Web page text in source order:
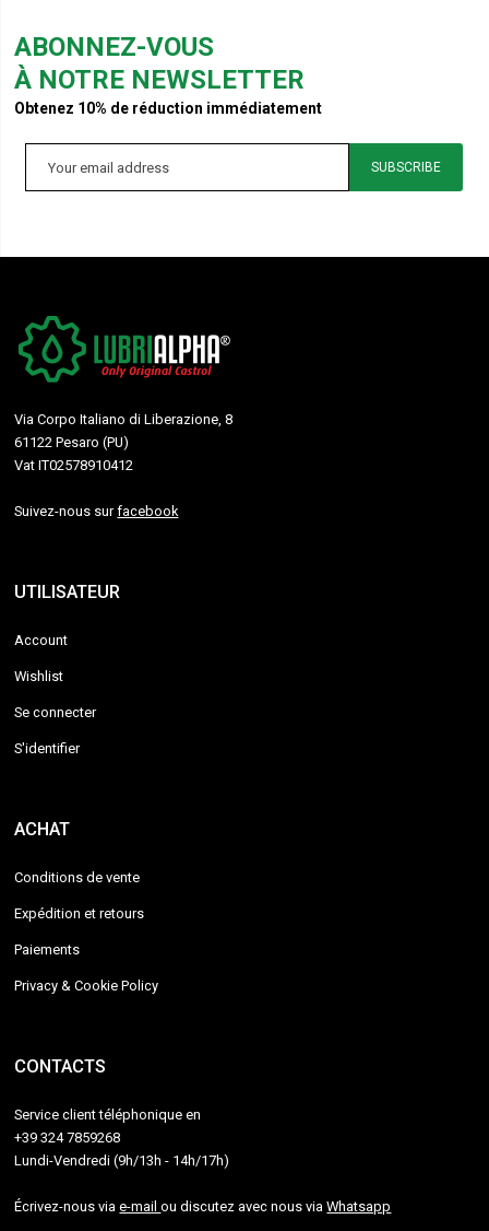
ABONNEZ-VOUS
À NOTRE NEWSLETTER
Obtenez 10% de réduction immédiatement
SUBSCRIBE
Via Corpo Italiano di Liberazione, 8
61122 Pesaro (PU)
Vat IT02578910412
Suivez-nous surfacebook
UTILISATEUR
Account
Wishlist
Se connecter
S'identifier
ACHAT
Conditions de vente
Expédition et retours
Paiements
Privacy & Cookie Policy
CONTACTS
Service client téléphonique en
+39 324 7859268
Lundi-Vendredi (9h/13h - 14h/17h)
Écrivez-nous viae-mailou discutez avec nous viaWhatsapp